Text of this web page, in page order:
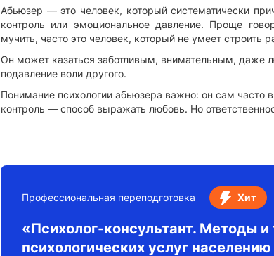
Абьюзер — это человек, который систематически
контроль или эмоциональное давление. Проще
мучить, часто это человек, который не умеет строить
Он может казаться заботливым, внимательным, даже
подавление воли другого.
Понимание психологии абьюзера важно: он сам часто
контроль — способ выражать любовь. Но
Профессиональная переподготовка Хит
«Психолог-консультант. Методы и
психологических услуг